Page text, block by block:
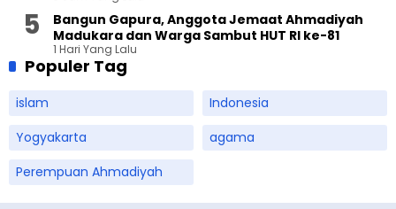
Bangun Gapura, Anggota Jemaat Ahmadiyah
Madukara dan Warga Sambut HUT RI ke-81
1 Hari Yang Lalu
Populer Tag
islam
Indonesia
Yogyakarta
agama
Perempuan Ahmadiyah